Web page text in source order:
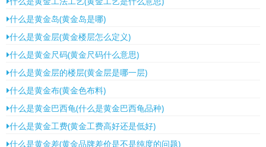
什么是黄金岛(黄金岛是哪)
什么是黄金层(黄金楼层怎么定义)
什么是黄金尺码(黄金尺码什么意思)
什么是黄金层的楼层(黄金层是哪一层)
什么是黄金布(黄金色布料)
什么是黄金巴西龟(什么是黄金巴西龟品种)
什么是黄金工费(黄金工费高好还是低好)
什么是黄金差(黄金品牌差价是不是纯度的问题)